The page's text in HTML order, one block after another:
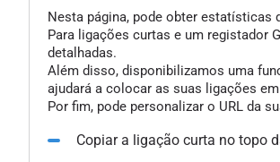
Nesta página, pode obter estatísticas
Para ligações curtas e um registador
detalhadas.
Além disso, disponibilizamos uma
ajudará a colocar as suas ligações
Por fim, pode personalizar o URL da
Copiar a ligação curta no topo